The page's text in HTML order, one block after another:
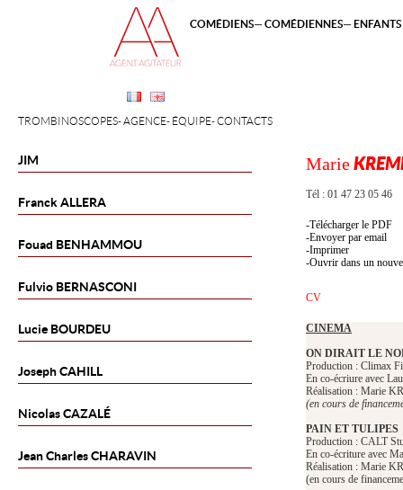
JIM
FranckALLERA
Fouad BENHAMMOU
Fulvio BERNASCONI
Lucie BOURDEU
JosephCAHILL
NicolasCAZALÉ
Jean CharlesCHARAVIN
TROMBINOSCOPES AGENCE ÉQUIPE CONTACTS
COMÉDIENS COMÉDIENNES
Marie
Tél : 01 47 23 05 46
Télécharger le PDF
Envoyer par email
Imprimer
Ouvrir dans un
CV
CINEMA
ON DIRAIT LE
Production : Climax
En co-écriure avec
Réalisation : Marie
(en cours de
PAIN ET TULIPES
Production : CALT
En co-écriture avec
Réalisation : Marie
(en cours de